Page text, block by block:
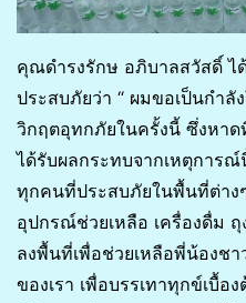
คุณดำรงรักษ อภิบาลสวัสดิ์ ไ
ประสบภัยว่า “ ผมขอเป็นกำ
วิกฤตอุทกภัยในครั้งนี้ ซึ่งหาด
ได้รับผลกระทบจากเหตุการ
ทุกคนที่ประสบภัยในพื้นที่ต่าง
อุปกรณ์ช่วยเหลือ เครื่องดื่ม
ลงพื้นที่เพื่อช่วยเหลือพี่น้องช
ของเรา เพื่อบรรเทาทุกข์เบื้อ